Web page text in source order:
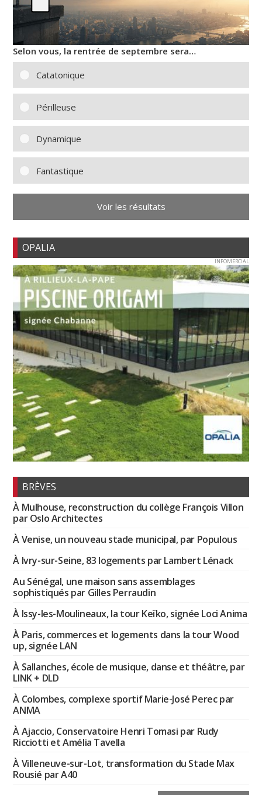
Selon vous, la rentrée de septembre sera…
Catatonique
Périlleuse
Dynamique
Fantastique
Voir les résultats
OPALIA
INFOMERCIAL
BRÈVES
À Mulhouse, reconstruction du collège François Villon
par Oslo Architectes
À Venise, un nouveau stade municipal, par Populous
À Ivry-sur-Seine, 83 logements par Lambert Lénack
Au Sénégal, une maison sans assemblages
sophistiqués par Gilles Perraudin
À Issy-les-Moulineaux, la tour Keïko, signée Loci Anima
À Paris, commerces et logements dans la tour Wood
up, signée LAN
À Sallanches, école de musique, danse et théâtre, par
LINK + DLD
À Colombes, complexe sportif Marie-José Perec par
ANMA
À Ajaccio, Conservatoire Henri Tomasi par Rudy
Ricciotti et Amélia Tavella
À Villeneuve-sur-Lot, transformation du Stade Max
Rousié par A40